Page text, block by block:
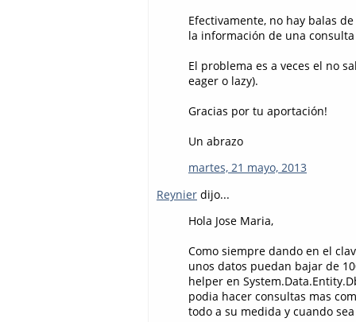
Efectivamente, no hay balas
la información de una
El problema es a veces el no
eager o lazy).
Gracias por tu aportación!
Un abrazo
martes, 21 mayo, 2013
Reynier dijo...
Hola Jose Maria,
Como siempre dando en el
unos datos puedan bajar de
helper en
podia hacer consultas mas
todo a su medida y cuando